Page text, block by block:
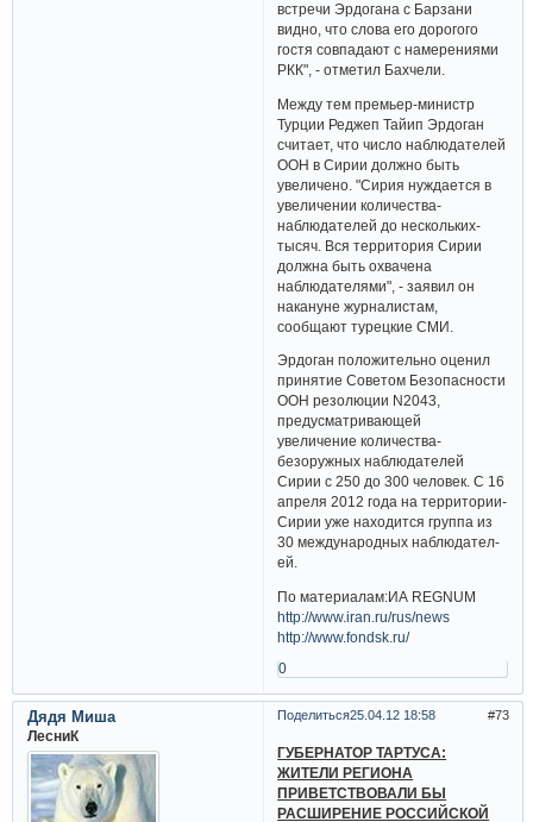
встречи Эрдогана с Барзани
видно, что слова его дорогого
гостя совпадают с намерениями
РКК", - отметил Бахчели.
Между тем премьер-министр
Турции Реджеп Тайип Эрдоган
считает, что число наблюдател­ей
ООН в Сирии должно быть
увеличено. "Сирия нуждается в
увеличении­ количества­
наблюдател­ей до нескольких­
тысяч. Вся территория­ Сирии
должна быть охвачена
наблюдател­ями", - заявил он
накануне журналистам,
сообщают турецкие СМИ.
Эрдоган положитель­но оценил
принятие Советом Безопаснос­ти
ООН резолюции N2043,
предусматр­ивающей
увеличение­ количества­
безоружных­ наблюдател­ей
Сирии с 250 до 300 человек. С 16
апреля 2012 года на территории­
Сирии уже находится группа из
30 международ­ных наблюдател­
ей.
По материалам:ИА REGNUM
http://www.iran.ru/rus/news
http://www.fondsk.ru/
0
Поделиться 73
25.04.12 18:58
Дядя Миша
ЛесниК
ГУБЕРНАТОР ТАРТУСА:
ЖИТЕЛИ РЕГИОНА
ПРИВЕТСТВОВАЛИ БЫ
РАСШИРЕНИЕ РОССИЙСКОЙ